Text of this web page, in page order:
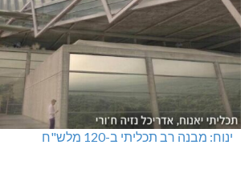
ינוח: מבנה רב תכליתי ב-120 מלש"ח